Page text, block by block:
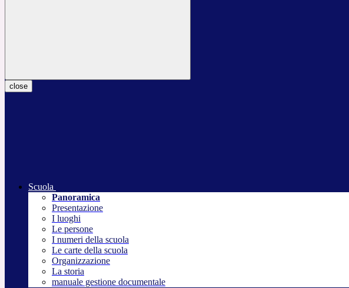
close
Scuola
Panoramica
Presentazione
I luoghi
Le persone
I numeri della scuola
Le carte della scuola
Organizzazione
La storia
manuale gestione documentale